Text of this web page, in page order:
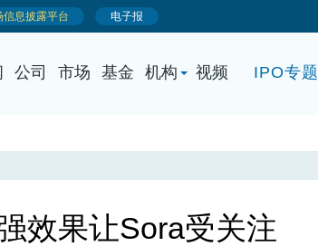
公司 市场 基金 机构 视频 IPO专题
效果让Sora受关注